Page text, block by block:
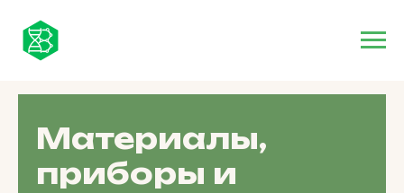
Материалы,
приборы и